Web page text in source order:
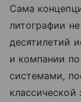
Сама
литографии
десятилетий
и компании
системами,
классической